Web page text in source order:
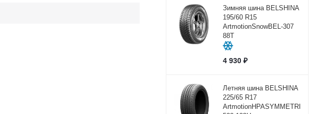
Зимняя шина BELSHINA
195/60 R15
ArtmotionSnowBEL-307
88T
4 930₽
Летняя шина BELSHINA
225/65 R17
ArtmotionHPASYMMETRICBEL-